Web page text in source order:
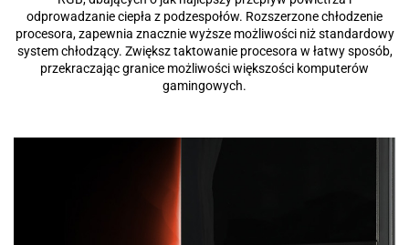
odprowadzanie ciepła z podzespołów. Rozszerzone chłodzenie
procesora, zapewnia znacznie wyższe możliwości niż standardowy
system chłodzący. Zwiększ taktowanie procesora w łatwy sposób,
przekraczając granice możliwości większości komputerów
gamingowych.